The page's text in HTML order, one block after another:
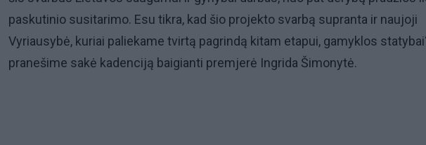
paskutinio susitarimo. Esu tikra, kad šio projekto svarbą supranta ir naujoji
Vyriausybė, kuriai paliekame tvirtą pagrindą kitam etapui, gamyklos
pranešime sakė kadenciją baigianti premjerė Ingrida Šimonytė.